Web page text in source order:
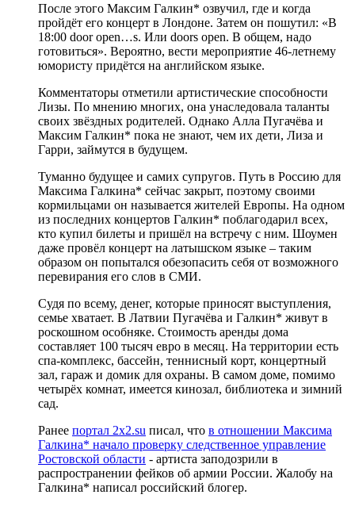
После этого Максим Галкин* озвучил, где и когда
пройдёт его концерт в Лондоне. Затем он пошутил: «В
18:00 door open…s. Или doors open. В общем, надо
готовиться». Вероятно, вести мероприятие 46-летнему
юмористу придётся на английском языке.
Комментаторы отметили артистические способности
Лизы. По мнению многих, она унаследовала таланты
своих звёздных родителей. Однако Алла Пугачёва и
Максим Галкин* пока не знают, чем их дети, Лиза и
Гарри, займутся в будущем.
Туманно будущее и самих супругов. Путь в Россию для
Максима Галкина* сейчас закрыт, поэтому своими
кормильцами он называется жителей Европы. На одном
из последних концертов Галкин* поблагодарил всех,
кто купил билеты и пришёл на встречу с ним. Шоумен
даже провёл концерт на латышском языке – таким
образом он попытался обезопасить себя от возможного
перевирания его слов в СМИ.
Судя по всему, денег, которые приносят выступления,
семье хватает. В Латвии Пугачёва и Галкин* живут в
роскошном особняке. Стоимость аренды дома
составляет 100 тысяч евро в месяц. На территории есть
спа-комплекс, бассейн, теннисный корт, концертный
зал, гараж и домик для охраны. В самом доме, помимо
четырёх комнат, имеется кинозал, библиотека и зимний
сад.
Ранее портал 2x2.su писал, что в отношении Максима
Галкина* начало проверку следственное управление
Ростовской области - артиста заподозрили в
распространении фейков об армии России. Жалобу на
Галкина* написал российский блогер.